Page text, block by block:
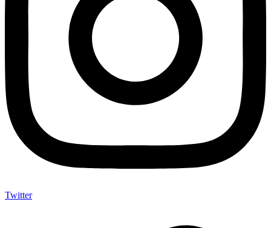
Twitter